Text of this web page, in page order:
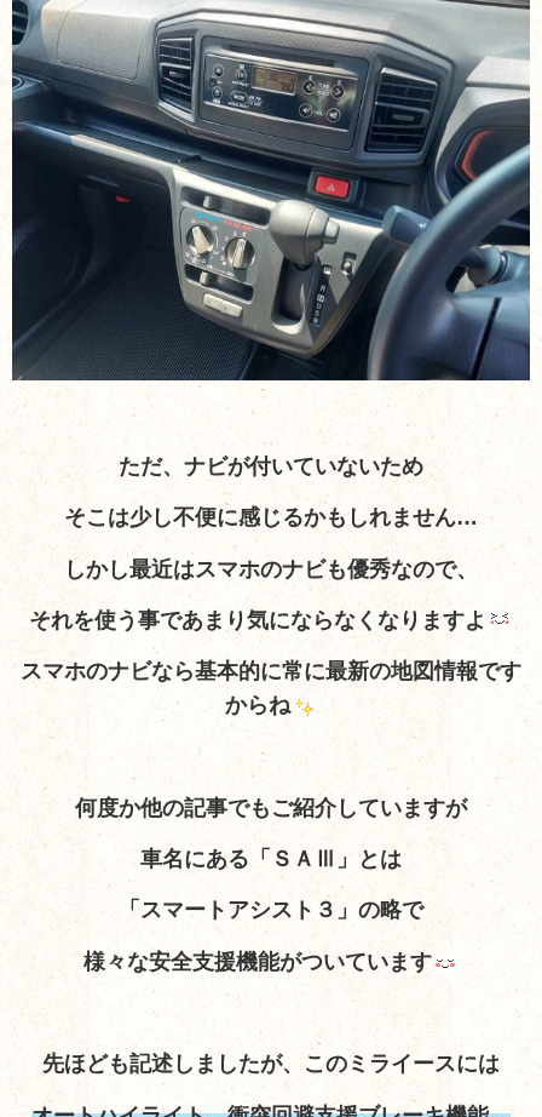
ただ、ナビが付いていないため
そこは少し不便に感じるかもしれません…
しかし最近はスマホのナビも優秀なので、
それを使う事であまり気にならなくなりますよ
スマホのナビなら基本的に常に最新の地図情報です
からね
何度か他の記事でもご紹介していますが
車名にある「ＳＡⅢ」とは
「スマートアシスト３」の略で
様々な安全支援機能がついています
先ほども記述しましたが、このミライースには